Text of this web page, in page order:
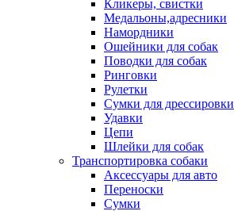
Кликеры, свистки
Медальоны,адресники
Намордники
Ошейники для собак
Поводки для собак
Ринговки
Рулетки
Сумки для дрессировки
Удавки
Цепи
Шлейки для собак
Транспортировка собаки
Аксессуары для авто
Переноски
Сумки